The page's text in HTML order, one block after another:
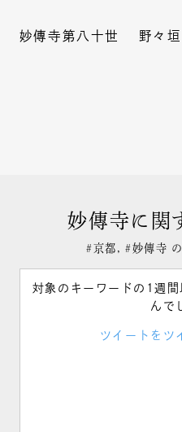
妙傳寺第八十世 野々垣
妙傳寺に関
#京都, #妙傳寺
対象のキーワードの1週
んで
ツイートをツ